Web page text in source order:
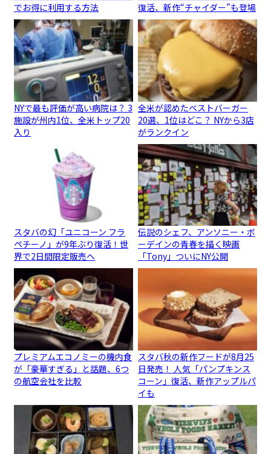
でお得に利用する方法
復活、新作“チャイダー”も登場
NYで最も評価が高い病院は？ 3
施設が州内1位、全米トップ20
入り
全米が認めたベストバーガー
20選、1位はどこ？ NYから3店
がランクイン
スタバの幻「ユニコーン フラ
ペチーノ」が9年ぶり復活！世
界で2日間限定販売へ
伝説のシェフ、アンソニー・ボ
ーデインの青春を描く映画
「Tony」ついにNY公開
プレミアムエコノミーの機内食
が「豪華すぎる」と話題、6つ
の航空会社を比較
スタバ秋の新作フードが8月25
日発売！ 人気「パンプキンス
コーン」復活、新作アップルパ
イも